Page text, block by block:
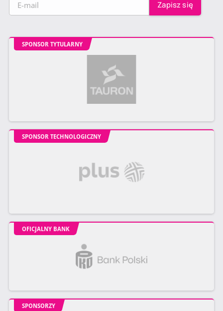
SPONSOR TYTULARNY
SPONSOR TECHNOLOGICZNY
OFICJALNY BANK
SPONSORZY